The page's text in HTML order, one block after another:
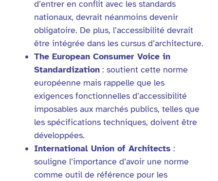
d’entrer en conflit avec les standards
nationaux, devrait néanmoins devenir
obligatoire. De plus, l’accessibilité devrait
être intégrée dans les cursus d’architecture.
The European Consumer Voice in
Standardization : soutient cette norme
européenne mais rappelle que les
exigences fonctionnelles d’accessibilité
imposables aux marchés publics, telles que
les spécifications techniques, doivent être
développées.
International Union of Architects :
souligne l’importance d’avoir une norme
comme outil de référence pour les